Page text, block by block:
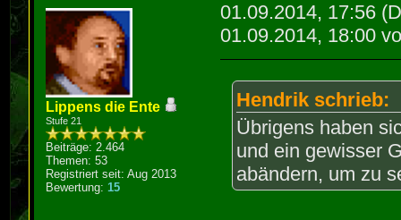
Lippens die Ente
Stufe 21
Beiträge: 2.464
Themen: 53
Registriert seit: Aug 2013
Bewertung:15
01.09.2014, 17:56
01.09.2014, 18:00
Hendrik schrieb:
Übrigens haben
und ein gewisser
abändern, um zu